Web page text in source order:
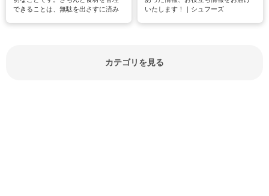
できることは、無駄を出さすに済み
いたします！｜シュフーズ
カテゴリを見る